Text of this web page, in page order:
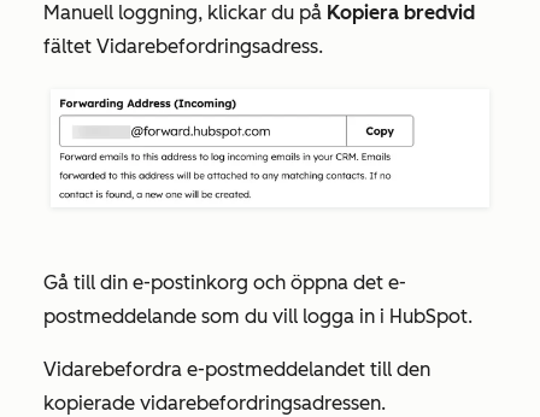
Manuell loggning, klickar du på Kopiera bredvid
fältet Vidarebefordringsadress.
Gå till din e-postinkorg och öppna det e-
postmeddelande som du vill logga in i HubSpot.
Vidarebefordra e-postmeddelandet till den
kopierade vidarebefordringsadressen.